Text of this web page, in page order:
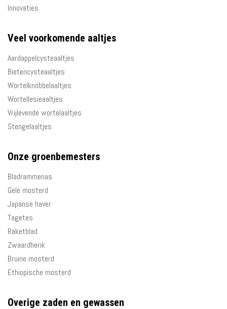
Innovaties
Veel voorkomende aaltjes
Aardappelcysteaaltjes
Bietencysteaaltjes
Wortelknobbelaaltjes
Wortellesieaaltjes
Vrijlevende wortelaaltjes
Stengelaaltjes
Onze groenbemesters
Bladrammenas
Gele mosterd
Japanse haver
Tagetes
Raketblad
Zwaardherik
Bruine mosterd
Ethiopische mosterd
Overige zaden en gewassen